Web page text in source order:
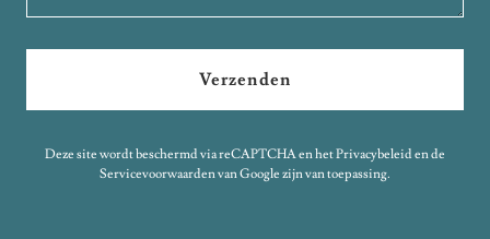
Verzenden
Deze site wordt beschermd via reCAPTCHA en hetPrivacybeleiden de
Servicevoorwaardenvan Google zijn van toepassing.